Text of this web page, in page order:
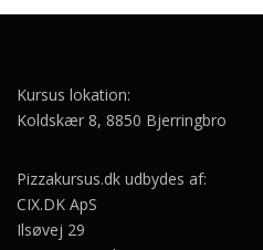
Kursus lokation:
Koldskær 8, 8850 Bjerringbro
Pizzakursus.dk udbydes af:
CIX.DK ApS
Ilsøvej 29